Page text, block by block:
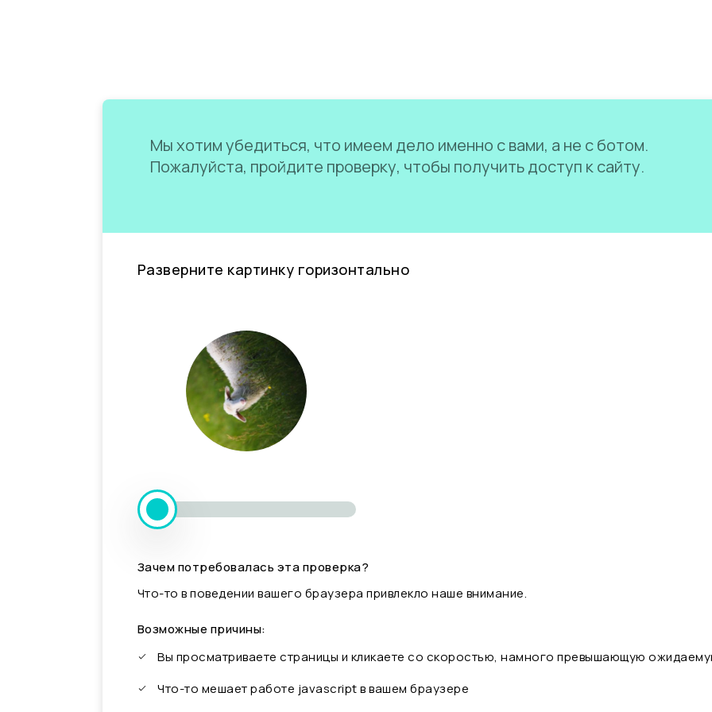
Мы хотим убедиться, что имеем дело именно с вами, а не с ботом.
Пожалуйста, пройдите проверку, чтобы получить доступ к сайту.
Разверните картинку горизонтально
Зачем потребовалась эта проверка?
Что-то в поведении вашего браузера привлекло наше внимание.
Возможные причины:
Вы просматриваете страницы и кликаете со скоростью, намного превышающую
Что-то мешает работе javascript в вашем браузере